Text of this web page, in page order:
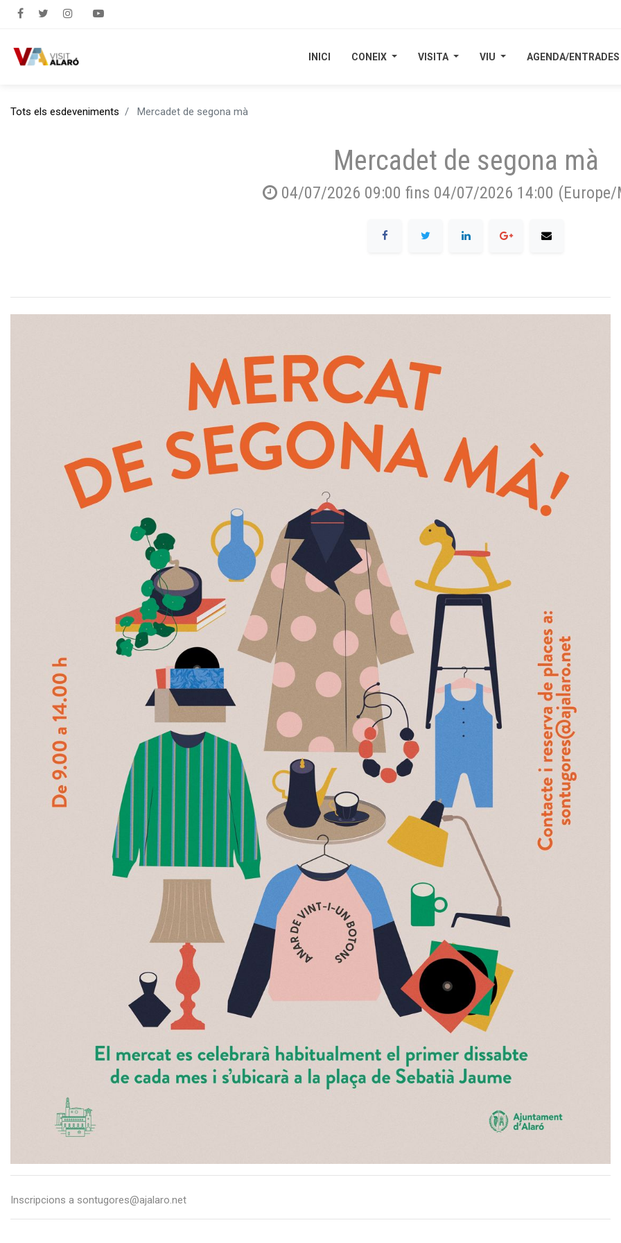
INICI CONEIX VISITA VIU AGENDA/ENTRADES
INICI CONEIX VISITA VIU AGENDA/ENTRADES
Tots els esdeveniments Mercadet de segona mà
Mercadet de segona mà
04/07/2026 09:00 fins 04/07/2026 14:00 (Europe/
Inscripcions a sontugores@ajalaro.net